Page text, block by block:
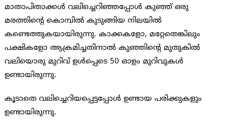
മാതാപിതാക്കള്‍ വലിച്ചെറിഞ്ഞപ്പോള്‍ കുഞ്ഞ് ഒരു
മരത്തിന്റെ കൊമ്പില്‍ കുടുങ്ങിയ നിലയില്‍
കണ്ടെത്തുകയായിരുന്നു. കാക്കകളോ, മറ്റേതെങ്കിലും
പക്ഷികളോ ആക്രമിച്ചതിനാല്‍ കുഞ്ഞിന്റെ മുതുകില്‍
വലിയൊരു മുറിവ് ഉള്‍പ്പെടെ 50 ഓളം മുറിവുകള്‍
ഉണ്ടായിരുന്നു.
കൂടാതെ വലിച്ചെറിയപ്പെട്ടപ്പോള്‍ ഉണ്ടായ പരിക്കുകളും
ഉണ്ടായിരുന്നു.